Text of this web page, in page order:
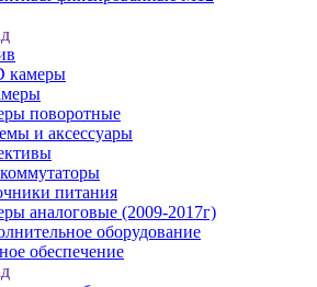
камеры
поворотные
и аксессуары
питания
аналоговые (2009-2017г)
оборудование
обеспечение